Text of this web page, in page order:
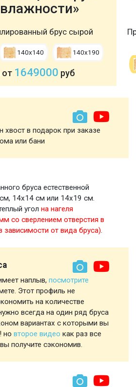
брус сырой
140х140 140х190
от 1649000 руб
хвост в подарок при заказе
или бани
бруса естественной
14х14 см или 14х19 см.
угол на нагеля
со сверлением отверстия в
зависимости от вида бруса).
наплыв, посмотрите
Этот профиль не
на количестве
всегда на один ряд бруса
вариантах с которыми вы
но второе видео как раз все
получите сэкономив.